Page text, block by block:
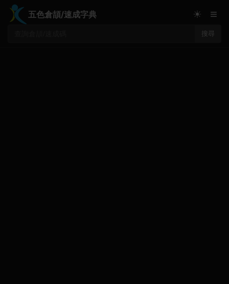
五色倉頡/速成字典
搜尋
☀ ≡